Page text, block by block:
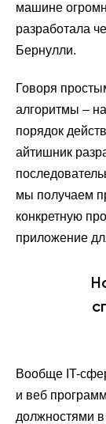
машине
разработала
Бернулли.
Говоря
алгоритмы –
порядок
айтишник
мы получаем
конкретную
приложение
Вообще IT-
и веб
должностями